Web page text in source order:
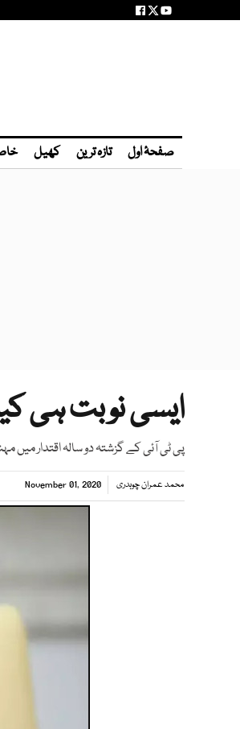
صفحۂ اول تازہ ترین کھیل
ایسی نوبت ہی
پی ٹی آئی کے گزشتہ دو سالہ اقتدار
محمد عمران چوہدری November 01, 2020